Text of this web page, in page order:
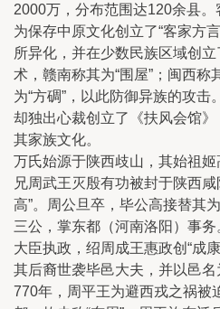
2000万，分布范围达120余县。
为保存中原文化创立了“客家方
所异化，并在少数民族区域创立
术，赣南称其为“围屋”；闽西称
为“方碉”，以此防御异族的攻
却独出心裁创立了《扶风会馆
其家族文化。
万氏始源于陕西歧山，其始祖
兄周武王灭殷有功被封于陕西
高”。周公旦卒，毕公高接替其
三公，掌东都（河南洛阳）事
大臣执政，绍周成王惠政创“成
其后裔世袭毕邑大夫，并以邑名
770年，周平王为避西戎之祸被